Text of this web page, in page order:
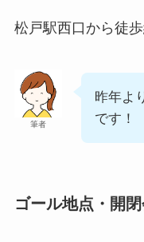
松戸駅西口から徒歩
筆者
昨年よ
です！
ゴール地点・開